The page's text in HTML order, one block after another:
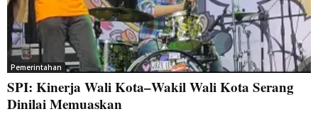
Pemerintahan
SPI: Kinerja Wali Kota–Wakil Wali Kota Serang
Dinilai Memuaskan